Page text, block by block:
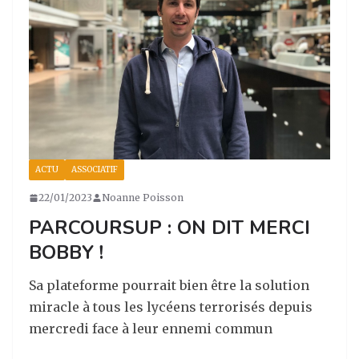
m o
k
ACTU ASSOCIATIF
22/01/2023 Noanne Poisson
PARCOURSUP : ON DIT MERCI
BOBBY !
Sa plateforme pourrait bien être la solution
miracle à tous les lycéens terrorisés depuis
mercredi face à leur ennemi commun